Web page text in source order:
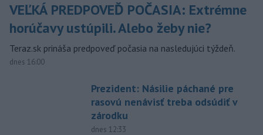
VEĽKÁ PREDPOVEĎ POČASIA: Extrémne
horúčavy ustúpili. Alebo žeby nie?
Teraz.sk prináša predpoveď počasia na nasledujúci týždeň.
dnes 16:00
Prezident: Násilie páchané pre
rasovú nenávisť treba odsúdiť v
zárodku
dnes 12:33